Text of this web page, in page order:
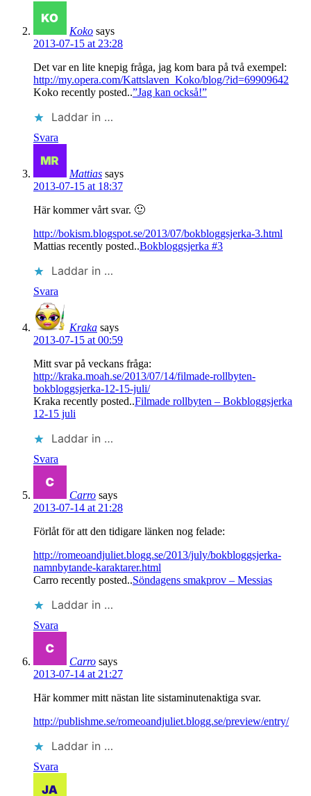
Koko says
2013-07-15 at 23:28
Det var en lite knepig fråga, jag kom bara på två exempel:
http://my.opera.com/Kattslaven_Koko/blog/?id=69909642
Koko recently posted..”Jag kan också!”
Laddar in …
Svara
Mattias says
2013-07-15 at 18:37
Här kommer vårt svar. 🙂
http://bokism.blogspot.se/2013/07/bokbloggsjerka-3.html
Mattias recently posted..Bokbloggsjerka #3
Laddar in …
Svara
Kraka says
2013-07-15 at 00:59
Mitt svar på veckans fråga:
http://kraka.moah.se/2013/07/14/filmade-rollbyten-
bokbloggsjerka-12-15-juli/
Kraka recently posted..Filmade rollbyten – Bokbloggsjerka
12-15 juli
Laddar in …
Svara
Carro says
2013-07-14 at 21:28
Förlåt för att den tidigare länken nog felade:
http://romeoandjuliet.blogg.se/2013/july/bokbloggsjerka-
namnbytande-karaktarer.html
Carro recently posted..Söndagens smakprov – Messias
Laddar in …
Svara
Carro says
2013-07-14 at 21:27
Här kommer mitt nästan lite sistaminutenaktiga svar.
http://publishme.se/romeoandjuliet.blogg.se/preview/entry/
Laddar in …
Svara